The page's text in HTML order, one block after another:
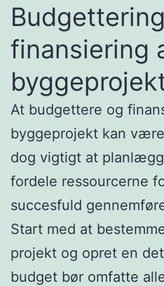
finansiering
At budgettere og
byggeprojekt kan
dog vigtigt at
fordele ressourcerne
succesfuld
Start med at
projekt og opret en
budget bør omfatte